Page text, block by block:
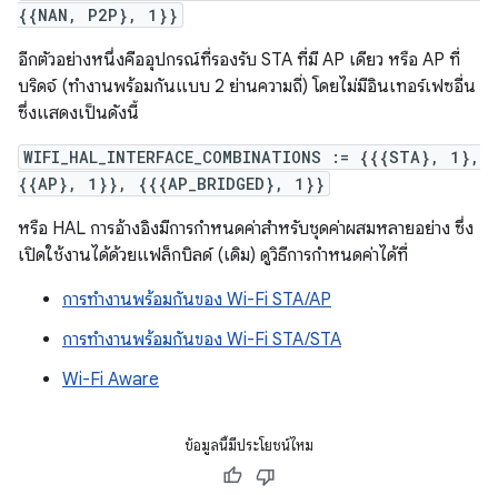
{{NAN, P2P}, 1}}
อีกตัวอย่างหนึ่งคืออุปกรณ์ที่รองรับ STA ที่มี AP เดียว หรือ AP ที่
บริดจ์ (ทำงานพร้อมกันแบบ 2 ย่านความถี่) โดยไม่มีอินเทอร์เฟซอื่น
ซึ่งแสดงเป็นดังนี้
WIFI_HAL_INTERFACE_COMBINATIONS := {{{STA}, 1},
{{AP}, 1}}, {{{AP_BRIDGED}, 1}}
หรือ HAL การอ้างอิงมีการกำหนดค่าสำหรับชุดค่าผสมหลายอย่าง ซึ่ง
เปิดใช้งานได้ด้วยแฟล็กบิลด์ (เดิม) ดูวิธีการกำหนดค่าได้ที่
การทำงานพร้อมกันของ Wi-Fi STA/AP
การทำงานพร้อมกันของ Wi-Fi STA/STA
Wi-Fi Aware
ข้อมูลนี้มีประโยชน์ไหม